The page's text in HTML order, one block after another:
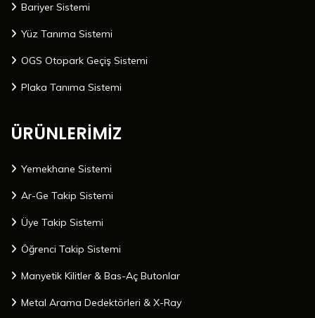
Bariyer Sistemi
Yüz Tanıma Sistemi
OGS Otopark Geçiş Sistemi
Plaka Tanıma Sistemi
ÜRÜNLERİMİZ
Yemekhane Sistemi
Ar-Ge Takip Sistemi
Üye Takip Sistemi
Öğrenci Takip Sistemi
Manyetik Kilitler & Bas-Aç Butonlar
Metal Arama Dedektörleri & X-Ray